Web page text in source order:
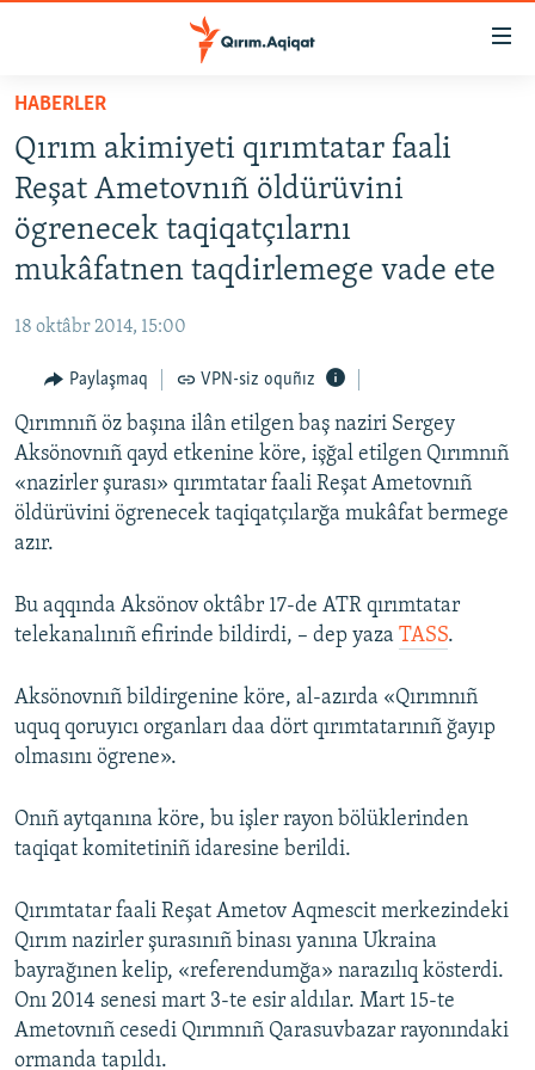
Esas
qaytmaq
Baş
navigatsiyağa
qaytmaq
Qıdıruvğa
SİYASET
İQTİSADİYAT
CEMİYET
İNSAN AQLARI
VİDEO
SÜRET
BLOGLAR
FİKİR
Українською
QOŞULIÑIZ!
HABERLER
Qırım akimiyeti qırımtatar faali
Reşat Ametovnıñ öldürüvini
ögrenecek taqiqatçılarnı
mukâfatnen taqdirlemege vade ete
18 oktâbr 2014, 15:00
Paylaşmaq VPN-siz oquñız
Qırımnıñ öz başına ilân etilgen baş naziri Sergey
Aksönovnıñ qayd etkenine köre, işğal etilgen Qırımnıñ
«nazirler şurası» qırımtatar faali Reşat Ametovnıñ
öldürüvini ögrenecek taqiqatçılarğa mukâfat bermege
azır.
Bu aqqında Aksönov oktâbr 17-de ATR qırımtatar
telekanalınıñ efirinde bildirdi, – dep yaza TASS.
Aksönovnıñ bildirgenine köre, al-azırda «Qırımnıñ
uquq qoruyıcı organları daa dört qırımtatarınıñ ğayıp
olmasını ögrene».
Onıñ aytqanına köre, bu işler rayon bölüklerinden
taqiqat komitetiniñ idaresine berildi.
Qırımtatar faali Reşat Ametov Aqmescit merkezindeki
Qırım nazirler şurasınıñ binası yanına Ukraina
bayrağınen kelip, «referendumğa» narazılıq kösterdi.
Onı 2014 senesi mart 3-te esir aldılar. Mart 15-te
Ametovnıñ cesedi Qırımnıñ Qarasuvbazar rayonındaki
ormanda tapıldı.